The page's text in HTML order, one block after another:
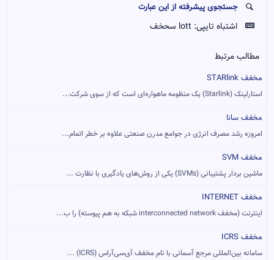
جستجوی پیشرفته از این عبارت
اشتباه تایپی: lott سحخف
مطالب مرتبط
مخفف STARlink
استارلینک (Starlink) یک منظومه ماهواره‌ای است که از سوی شرکت...
مخفف سانا
امروزه رشد مصرف انرژی در جوامع مدرن صنعتی علاوه بر خطر اتمام...
مخفف SVM
ماشین بردار پشتیبانی (SVMs) یکی از روش‌های یادگیری با نظارت ...
مخفف INTERNET
اینترنت (مخفف interconnected network شبکه به هم پیوسته) را ب...
مخفف ICRS
سامانه بین‌المللی مرجع آسمانی با نام مخفف آی‌سی‌آراس (ICRS) ...